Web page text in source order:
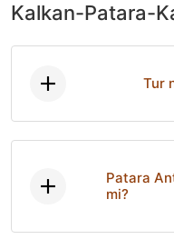
Kalkan-Patara-
Tur
Patara
mi?